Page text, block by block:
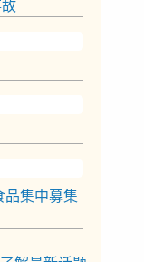
品集中募集